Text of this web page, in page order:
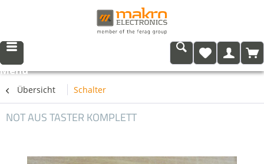
Menü
Übersicht Schalter
NOT AUS TASTER KOMPLETT